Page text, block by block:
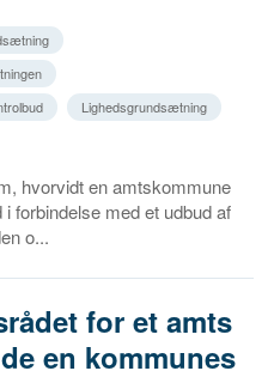
Lighedsgrundsætning
hvorvidt en amtskommune
forbindelse med et udbud af
o...
for et amts
en kommunes